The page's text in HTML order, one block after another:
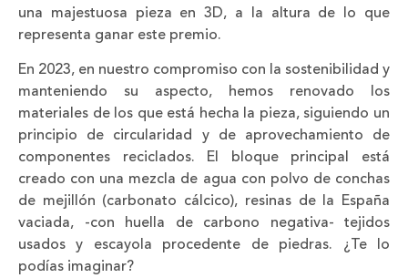
una majestuosa pieza en 3D, a la altura de lo que
representa ganar este premio.
En 2023, en nuestro compromiso con la sostenibilidad y
manteniendo su aspecto, hemos renovado los
materiales de los que está hecha la pieza, siguiendo un
principio de circularidad y de aprovechamiento de
componentes reciclados. El bloque principal está
creado con una mezcla de agua con polvo de conchas
de mejillón (carbonato cálcico), resinas de la España
vaciada, -con huella de carbono negativa- tejidos
usados y escayola procedente de piedras. ¿Te lo
podías imaginar?